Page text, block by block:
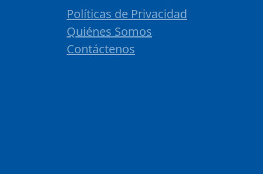
Políticas de Privacidad
Quiénes Somos
Contáctenos